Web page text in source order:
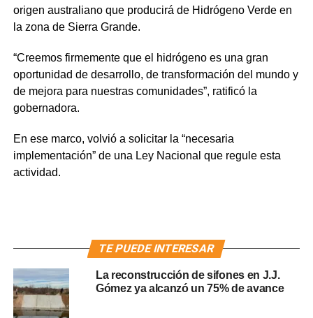
origen australiano que producirá de Hidrógeno Verde en
la zona de Sierra Grande.
“Creemos firmemente que el hidrógeno es una gran
oportunidad de desarrollo, de transformación del mundo y
de mejora para nuestras comunidades”, ratificó la
gobernadora.
En ese marco, volvió a solicitar la “necesaria
implementación” de una Ley Nacional que regule esta
actividad.
TE PUEDE INTERESAR
La reconstrucción de sifones en J.J.
Gómez ya alcanzó un 75% de avance